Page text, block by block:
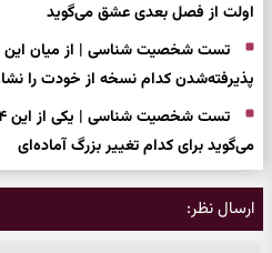
اولت از فصل بعدی عشق می‌گوید
پذیرفته‌شدن کدام نسخه از خودت را
می‌گوید برای کدام تغییر بزرگ آماده‌ای
ارسال نظر: